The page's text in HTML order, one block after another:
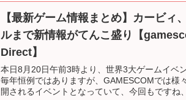
【最新ゲーム情報まとめ】カービィ
ルまで新情報がてんこ盛り【
Direct】
本日8月20日午前3時より、世界3大ゲームイベ
毎年恒例ではありますが、GAMESCOMでは様
開されるイベントとなっていて、今回もですね